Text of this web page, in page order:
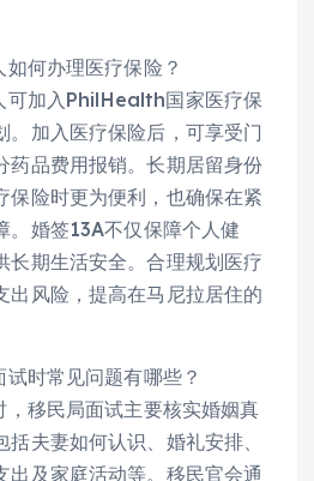
何办理医疗保险？
可加入PhilHealth国家医疗保
。加入医疗保险后，可享受门
药品费用报销。长期居留身份
保险时更为便利，也确保在紧
。婚签13A不仅保障个人健
长期生活安全。合理规划医疗
出风险，提高在马尼拉居住的
时常见问题有哪些？
移民局面试主要核实婚姻真
夫妻如何认识、婚礼安排、
出及家庭活动等。移民官会通